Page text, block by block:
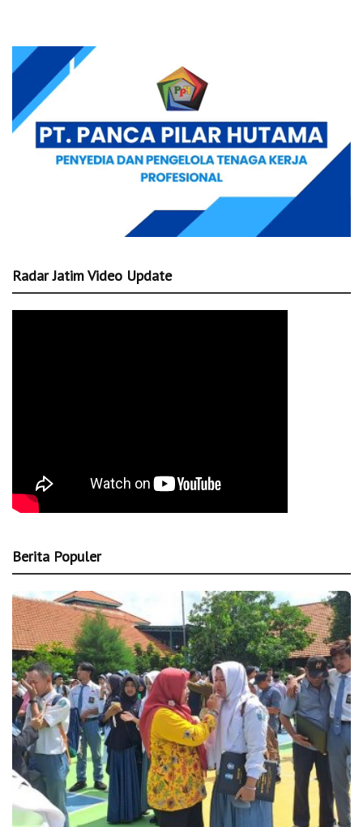
Radar Jatim Video Update
Berita Populer